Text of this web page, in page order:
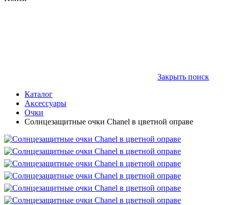
Закрыть поиск
Каталог
Аксессуары
Очки
Солнцезащитные очки Chanel в цветной оправе